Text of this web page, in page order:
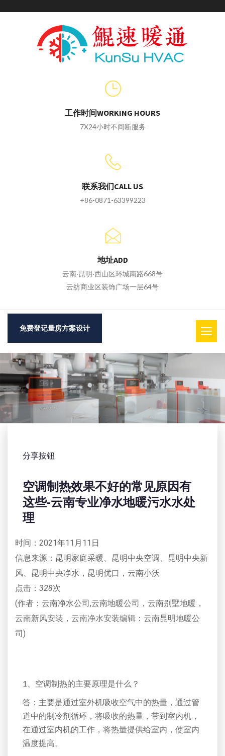
工作时间WORKING HOURS
7X24小时不间断服务
联系我们CALL US
+86-0871-63399223
地址ADD
云南·昆明·西山区环城南路668号
云纺商业区装饰广场一层64号
免费登记量房方案设计
分享按钮
空调制热效果不好的常见原因有
这些-云南专业净水地暖污水水处
理
时间：2021年11月11日
信息来源：昆明家庭采暖、昆明中央空调、昆明中央新
风、昆明中央净水，昆明优口，云南小沃
点击： 328次
(作者：云南净水公司,云南地暖公司，云南别墅地暖，
云南新风安装，云南净水安装编辑：云南昆明地暖公
司)
1、空调制热的主要原理是什么？
答：主要是通过室外机吸收空气中的热量，通过管
道中的制冷剂循环，将吸收的热量，带到室内机，
在通过室内机的工作，将热量提供给室内，使室内
温度提高。